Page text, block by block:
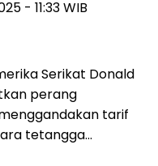
- 11:33 WIB
Serikat Donald
perang
tarif
tetangga…